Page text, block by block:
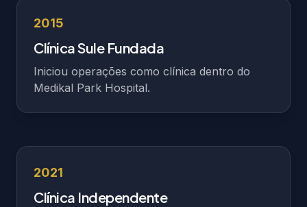
2015
Clínica Sule Fundada
Iniciou operações como clínica dentro do
Medikal Park Hospital.
2021
Clínica Independente